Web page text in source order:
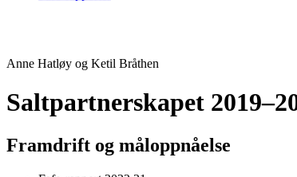
Anne Hatløy og Ketil Bråthen
Saltpartnerskapet
Framdrift og måloppnåelse